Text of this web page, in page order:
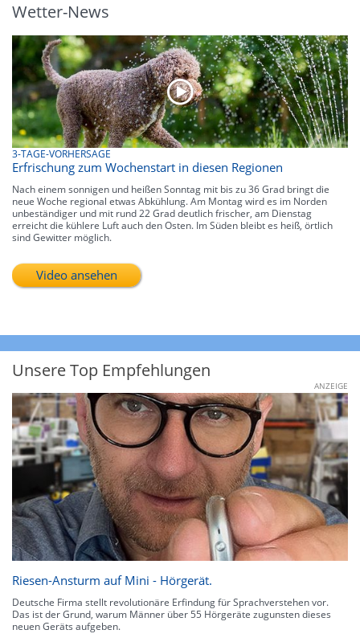
Wetter-News
3-TAGE-VORHERSAGE
Erfrischung zum Wochenstart in diesen Regionen
Nach einem sonnigen und heißen Sonntag mit bis zu 36 Grad bringt die
neue Woche regional etwas Abkühlung. Am Montag wird es im Norden
unbeständiger und mit rund 22 Grad deutlich frischer, am Dienstag
erreicht die kühlere Luft auch den Osten. Im Süden bleibt es heiß, örtlich
sind Gewitter möglich.
Video ansehen
Unsere Top Empfehlungen
ANZEIGE
Riesen-Ansturm auf Mini - Hörgerät.
Deutsche Firma stellt revolutionäre Erfindung für Sprachverstehen vor.
Das ist der Grund, warum Männer über 55 Hörgeräte zugunsten dieses
neuen Geräts aufgeben.